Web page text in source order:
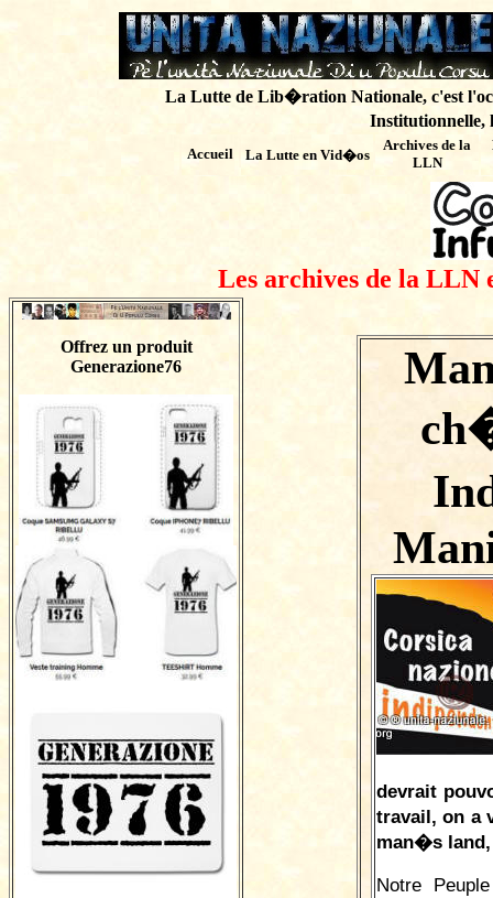
La Lutte de Lib�ration Nationale, c'est
Institutionnelle,
Accueil La Lutte en Vid�os
Archives de la
LLN
Les archives de la LLN
Offrez un produit
Generazione76
devrait
travail, on a
man�s land,
Notre